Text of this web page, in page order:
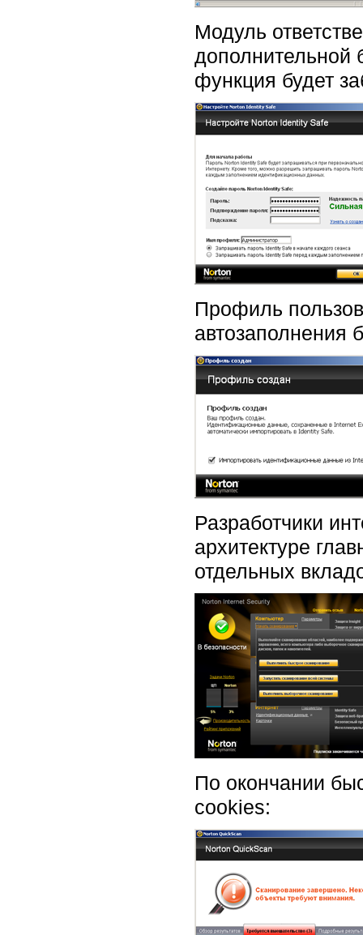
Модуль
дополнительной
функция будет
Профиль
автозаполнения
Разработчики
архитектуре
отдельных
По окончании
cookies: